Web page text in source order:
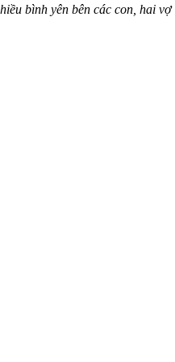
bình yên bên các con, hai